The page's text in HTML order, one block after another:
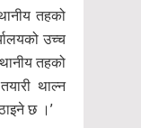
तहको
उच्च
तहको
थाल्न
छ ।’